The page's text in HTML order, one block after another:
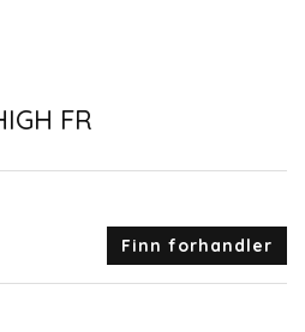
FR
Finn forhandler